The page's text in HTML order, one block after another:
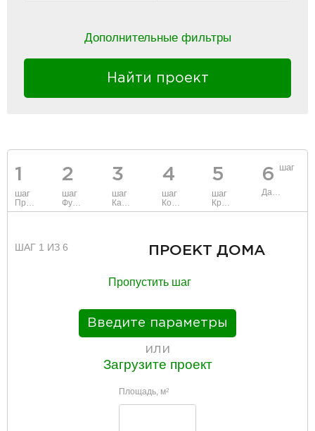
Дополнительные фильтры
Найти проект
1
шаг
Проект
2
шаг
Фундамент
3
шаг
Каркас и стены
4
шаг
Коммуникации
5
шаг
Крыша
6 шаг
Данные
ШАГ 1 ИЗ 6 ПРОЕКТ ДОМА
Пропустить шаг
Введите параметры
или
Загрузите проект
Площадь, м2